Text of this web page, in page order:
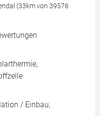
(33km von 39576
/ Einbau,